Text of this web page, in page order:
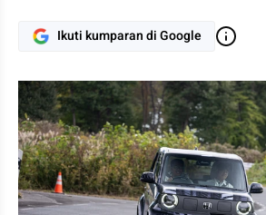
Ikuti kumparan di Google